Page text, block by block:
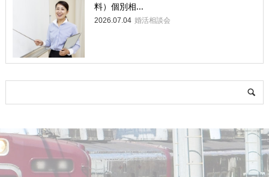
料）個別相...
2026.07.04 婚活相談会